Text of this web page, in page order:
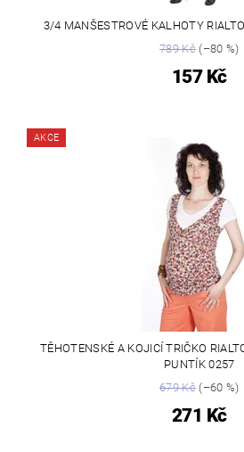
3/4 MANŠESTROVÉ KALHOTY
789 Kč(–80 %)
157 Kč
AKCE
TĚHOTENSKÉ A KOJICÍ TRIČKO
PUNTÍK 0257
679 Kč(–60 %)
271 Kč